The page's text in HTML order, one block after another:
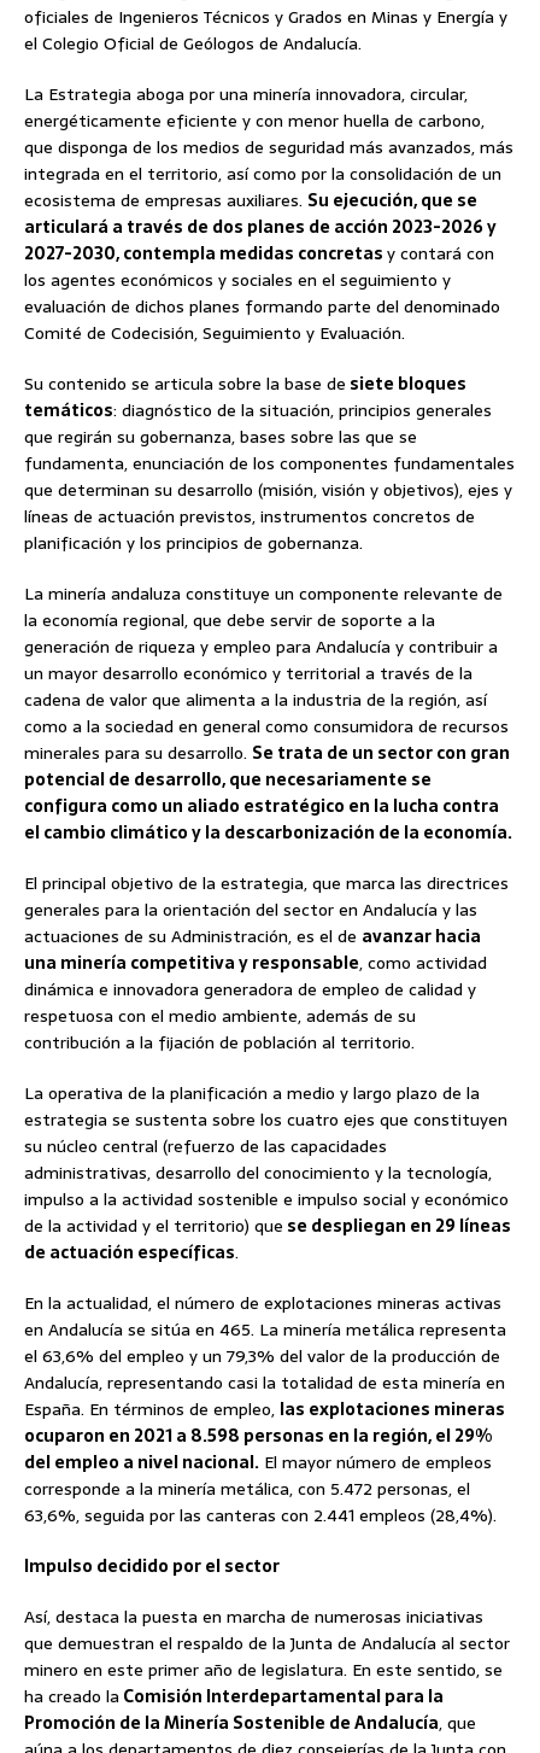
oficiales de Ingenieros Técnicos y Grados en Minas y Energía y
el Colegio Oficial de Geólogos de Andalucía.
La Estrategia aboga por una minería innovadora, circular,
energéticamente eficiente y con menor huella de carbono,
que disponga de los medios de seguridad más avanzados, más
integrada en el territorio, así como por la consolidación de un
ecosistema de empresas auxiliares. Su ejecución, que se
articulará a través de dos planes de acción 2023-2026 y
2027-2030, contempla medidas concretasy contará con
los agentes económicos y sociales en el seguimiento y
evaluación de dichos planes formando parte del denominado
Comité de Codecisión, Seguimiento y Evaluación.
Su contenido se articula sobre la base de siete bloques
temáticos: diagnóstico de la situación, principios generales
que regirán su gobernanza, bases sobre las que se
fundamenta, enunciación de los componentes fundamentales
que determinan su desarrollo (misión, visión y objetivos), ejes y
líneas de actuación previstos, instrumentos concretos de
planificación y los principios de gobernanza.
La minería andaluza constituye un componente relevante de
la economía regional, que debe servir de soporte a la
generación de riqueza y empleo para Andalucía y contribuir a
un mayor desarrollo económico y territorial a través de la
cadena de valor que alimenta a la industria de la región, así
como a la sociedad en general como consumidora de recursos
minerales para su desarrollo. Se trata de un sector con gran
potencial de desarrollo, que necesariamente se
configura como un aliado estratégico en la lucha contra
el cambio climático y la descarbonización de la economía.
El principal objetivo de la estrategia, que marca las directrices
generales para la orientación del sector en Andalucía y las
actuaciones de su Administración, es el de avanzar hacia
una minería competitiva y responsable, como actividad
dinámica e innovadora generadora de empleo de calidad y
respetuosa con el medio ambiente, además de su
contribución a la fijación de población al territorio.
La operativa de la planificación a medio y largo plazo de la
estrategia se sustenta sobre los cuatro ejes que constituyen
su núcleo central (refuerzo de las capacidades
administrativas, desarrollo del conocimiento y la tecnología,
impulso a la actividad sostenible e impulso social y económico
de la actividad y el territorio) que se despliegan en 29 líneas
de actuación específicas.
En la actualidad, el número de explotaciones mineras activas
en Andalucía se sitúa en 465. La minería metálica representa
el 63,6% del empleo y un 79,3% del valor de la producción de
Andalucía, representando casi la totalidad de esta minería en
España. En términos de empleo, las explotaciones mineras
ocuparon en 2021 a 8.598 personas en la región, el 29%
del empleo a nivel nacional. El mayor número de empleos
corresponde a la minería metálica, con 5.472 personas, el
63,6%, seguida por las canteras con 2.441 empleos (28,4%).
Impulso decidido por el sector
Así, destaca la puesta en marcha de numerosas iniciativas
que demuestran el respaldo de la Junta de Andalucía al sector
minero en este primer año de legislatura. En este sentido, se
ha creado la Comisión Interdepartamental para la
Promoción de la Minería Sostenible de Andalucía, que